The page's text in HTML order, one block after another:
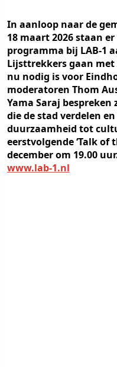
In aanloop naar de
18 maart 2026 staan
programma bij LAB-1
Lijsttrekkers gaan
nu nodig is voor
moderatoren Thom
Yama Saraj
die de stad verdelen
duurzaamheid tot
eerstvolgende ‘Talk of
december om 19.00
www.lab-1.nl